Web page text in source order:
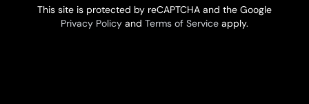
This site is protected by reCAPTCHA and the Google
Privacy Policyand Terms of Serviceapply.